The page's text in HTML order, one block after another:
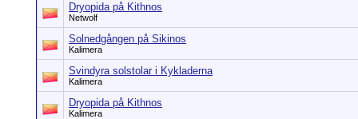
Dryopida på Kithnos
Netwolf
Solnedgången på Sikinos
Kalimera
Svindyra solstolar i Kykladerna
Kalimera
Dryopida på Kithnos
Kalimera